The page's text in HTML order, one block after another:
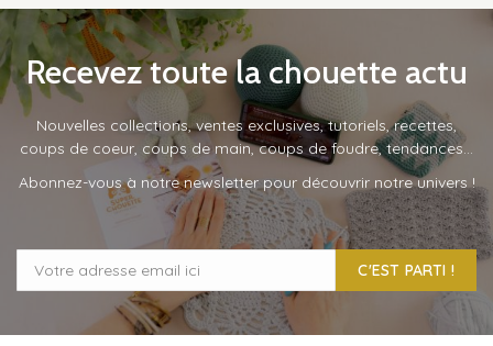
Recevez toute la chouette actu
Nouvelles collections, ventes exclusives, tutoriels, recettes,
coups de coeur, coups de main, coups de foudre, tendances…
Abonnez-vous à notre newsletter pour découvrir notre univers !
C'EST PARTI !